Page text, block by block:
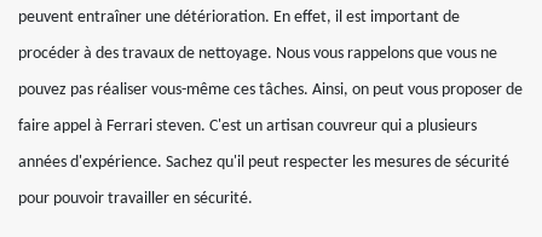
peuvent entraîner une détérioration. En effet, il est important de
procéder à des travaux de nettoyage. Nous vous rappelons que vous ne
pouvez pas réaliser vous-même ces tâches. Ainsi, on peut vous proposer de
faire appel à Ferrari steven. C'est un artisan couvreur qui a plusieurs
années d'expérience. Sachez qu'il peut respecter les mesures de sécurité
pour pouvoir travailler en sécurité.